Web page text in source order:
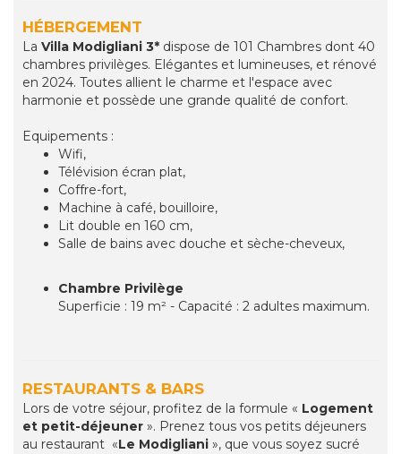
HÉBERGEMENT
La Villa Modigliani 3* dispose de 101 Chambres dont 40
chambres privilèges. Elégantes et lumineuses, et rénové
en 2024. Toutes allient le charme et l'espace avec
harmonie et possède une grande qualité de confort.
Equipements :
Wifi,
Télévision écran plat,
Coffre-fort,
Machine à café, bouilloire,
Lit double en 160 cm,
Salle de bains avec douche et sèche-cheveux,
Chambre Privilège
Superficie : 19 m² - Capacité : 2 adultes maximum.
RESTAURANTS & BARS
Lors de votre séjour, profitez de la formule « Logement
et petit-déjeuner ». Prenez tous vos petits déjeuners
au restaurant «Le Modigliani », que vous soyez sucré